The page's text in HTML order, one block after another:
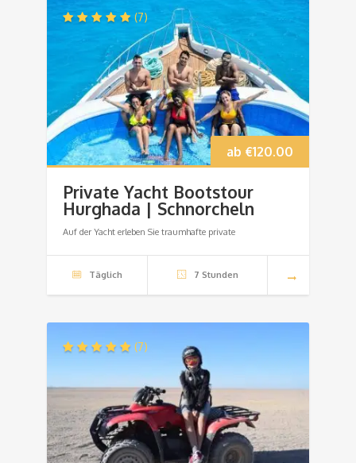
ab €120.00
(7)
Private Yacht Bootstour
Hurghada | Schnorcheln
Auf der Yacht erleben Sie traumhafte private
Täglich 7 Stunden
(7)